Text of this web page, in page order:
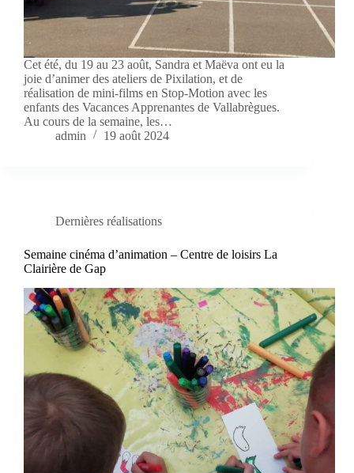
Cet été, du 19 au 23 août, Sandra et Maëva ont eu la
joie d’animer des ateliers de Pixilation, et de
réalisation de mini-films en Stop-Motion avec les
enfants des Vacances Apprenantes de Vallabrègues.
Au cours de la semaine, les…
admin
19 août 2024
Dernières réalisations
Semaine cinéma d’animation – Centre de loisirs La
Clairière de Gap